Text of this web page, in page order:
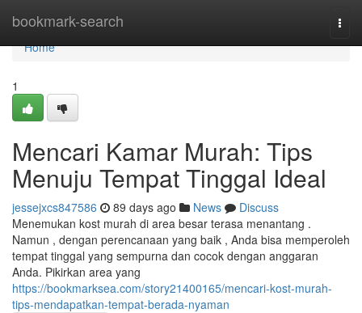
bookmark-search
Home
Home
1
Mencari Kamar Murah: Tips
Menuju Tempat Tinggal Ideal
jessejxcs847586 89 days ago News
Discuss
Menemukan kost murah di area besar terasa menantang .
Namun , dengan perencanaan yang baik , Anda bisa memperoleh
tempat tinggal yang sempurna dan cocok dengan anggaran
Anda. Pikirkan area yang
https://bookmarksea.com/story21400165/mencari-kost-murah-
tips-mendapatkan-tempat-berada-nyaman